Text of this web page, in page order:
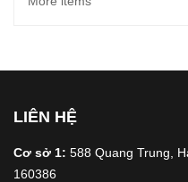
LIÊN HỆ
Cơ sở 1: 588 Quang Trung,
160386